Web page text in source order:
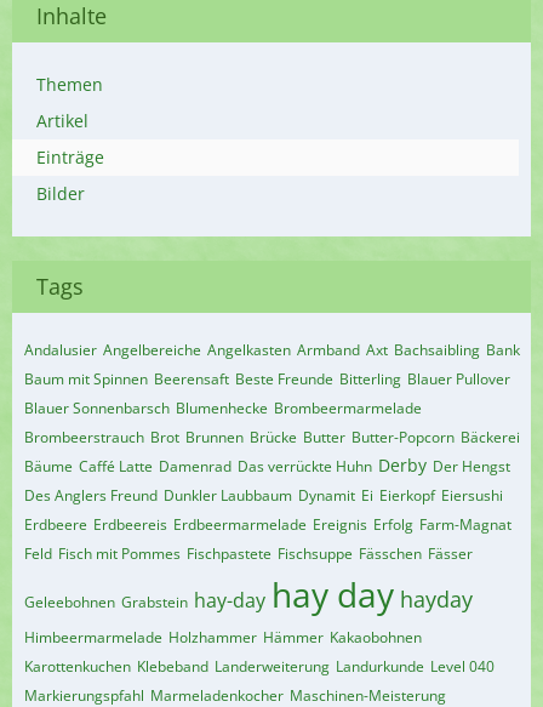
Inhalte
Themen
Artikel
Einträge
Bilder
Tags
Andalusier Angelbereiche Angelkasten Armband Axt Bachsaibling Bank
Baum mit Spinnen Beerensaft Beste Freunde Bitterling Blauer Pullover
Blauer Sonnenbarsch Blumenhecke Brombeermarmelade
Brombeerstrauch Brot Brunnen Brücke Butter Butter-Popcorn Bäckerei
Bäume Caffé Latte Damenrad Das verrückte Huhn Derby Der Hengst
Des Anglers Freund Dunkler Laubbaum Dynamit Ei Eierkopf Eiersushi
Erdbeere Erdbeereis Erdbeermarmelade Ereignis Erfolg Farm-Magnat
Feld Fisch mit Pommes Fischpastete Fischsuppe Fässchen Fässer
Geleebohnen Grabstein hay-day hay day hayday
Himbeermarmelade Holzhammer Hämmer Kakaobohnen
Karottenkuchen Klebeband Landerweiterung Landurkunde Level 040
Markierungspfahl Marmeladenkocher Maschinen-Meisterung